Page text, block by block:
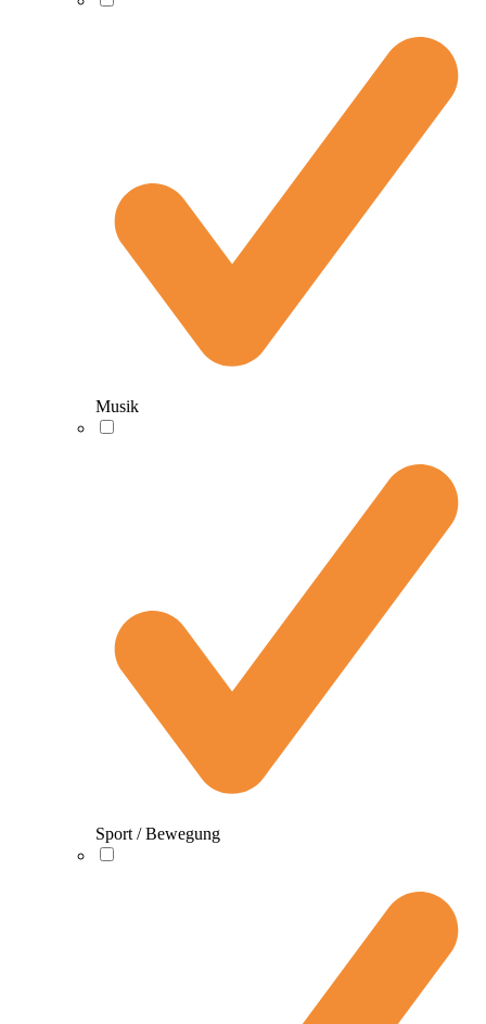
Musik
Sport / Bewegung